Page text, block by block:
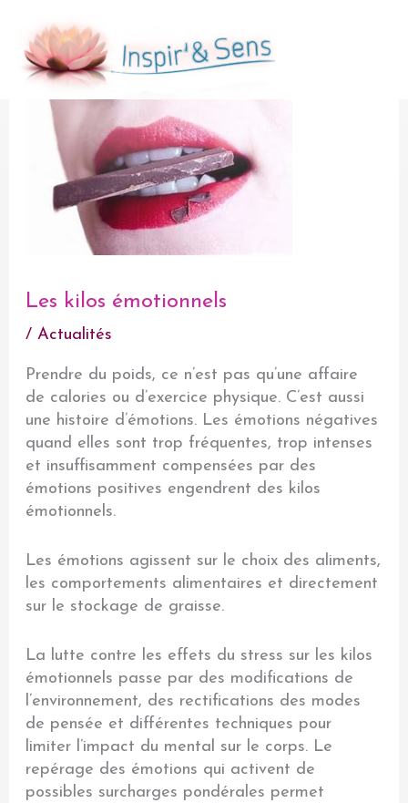
contenu
Les kilos émotionnels
/Actualités
Prendre du poids, ce n’est pas qu’une affaire
de calories ou d’exercice physique. C’est aussi
une histoire d’émotions. Les émotions négatives
quand elles sont trop fréquentes, trop intenses
et insuffisamment compensées par des
émotions positives engendrent des kilos
émotionnels.
Les émotions agissent sur le choix des aliments,
les comportements alimentaires et directement
sur le stockage de graisse.
La lutte contre les effets du stress sur les kilos
émotionnels passe par des modifications de
l’environnement, des rectifications des modes
de pensée et différentes techniques pour
limiter l’impact du mental sur le corps. Le
repérage des émotions qui activent de
possibles surcharges pondérales permet